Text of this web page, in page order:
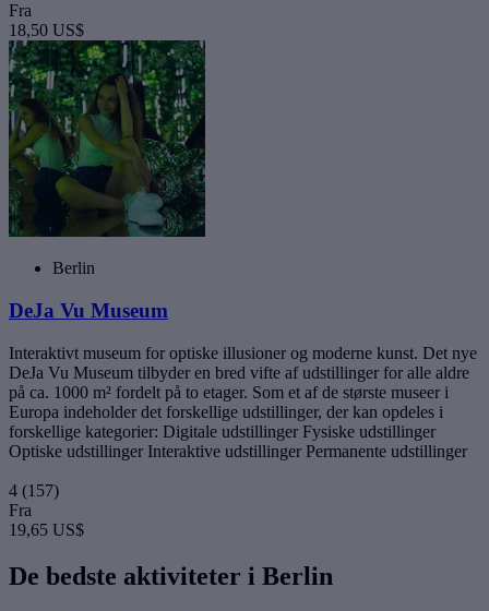
Fra
18,50 US$
Berlin
DeJa Vu Museum
Interaktivt museum for optiske illusioner og moderne kunst. Det nye
DeJa Vu Museum tilbyder en bred vifte af udstillinger for alle aldre
på ca. 1000 m² fordelt på to etager. Som et af de største museer i
Europa indeholder det forskellige udstillinger, der kan opdeles i
forskellige kategorier: Digitale udstillinger Fysiske udstillinger
Optiske udstillinger Interaktive udstillinger Permanente udstillinger
4 (157)
Fra
19,65 US$
De bedste aktiviteter i Berlin